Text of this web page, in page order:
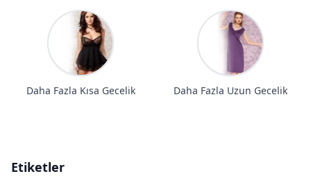
Daha Fazla Kısa Gecelik Daha Fazla Uzun Gecelik
Etiketler